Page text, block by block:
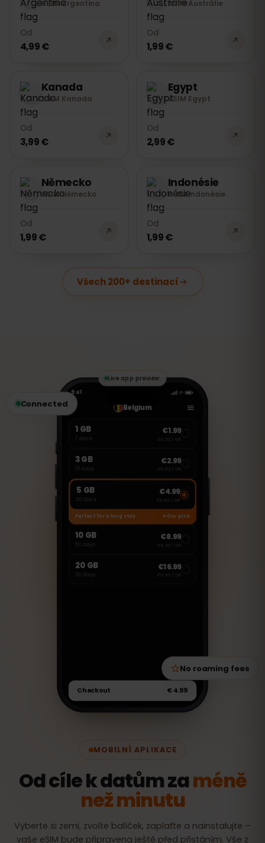
eSIM Argentina
Od
4,99 €
eSIM Austrálie
Od
1,99 €
Kanada
eSIM Kanada
Od
3,99 €
Egypt
eSIM Egypt
Od
2,99 €
Německo
eSIM Německo
Od
1,99 €
Indonésie
eSIM Indonésie
Od
1,99 €
Všech 200+ destinací